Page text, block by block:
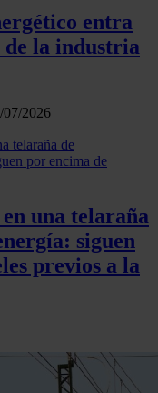
entra
la industria
07/2026
una telaraña
siguen
previos a la